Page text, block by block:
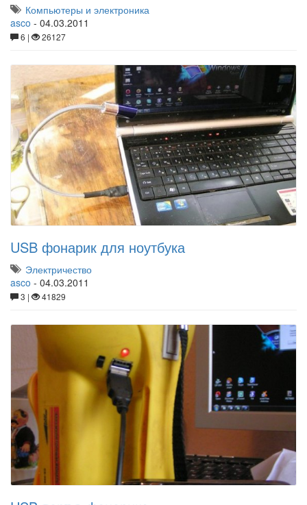
Компьютеры и электроника
asco - 04.03.2011
6 | 26127
USB фонарик для ноутбука
Электричество
asco - 04.03.2011
3 | 41829